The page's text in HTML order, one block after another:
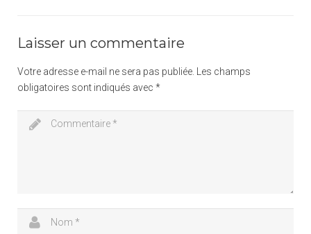
Laisser un commentaire
Votre adresse e-mail ne sera pas publiée.
Les champs
obligatoires sont indiqués avec *